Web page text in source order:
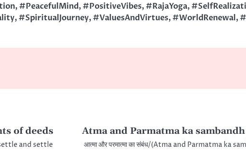
,#PeacefulMind,#PositiveVibes,#RajaYoga,
,#SpiritualJourney,#ValuesAndVirtues,#WorldRenewal,
of deeds
settle and settle
Atma and Parmatma ka sambandh
आत्मा और परमात्मा का संबंध/(Atma and Parmatma ka